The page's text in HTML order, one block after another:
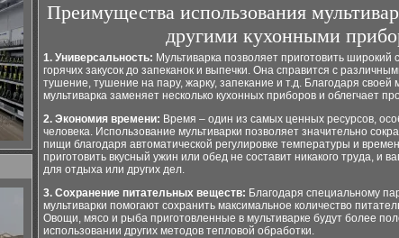
Преимущества использования
другими кухонными
1. Универсальность: Мультиварка позволяет приготовить широкий
горячих закусок до запеканок и выпечки. Она справится с
тушение, тушение на пару, жарку, запекание и т.д. Благодаря своей
мультиварка заменяет несколько кухонных приборов и облегчает
2. Экономия времени: Время – один из самых ценных ресурсов,
человека. Использование мультиварки позволяет значительно
пищи благодаря автоматической регулировке температуры и
приготовить вкусный ужин или обед не составит никакого труда, и
для отдыха или других дел.
3. Сохранение питательных веществ: Благодаря специальному
мультиварки помогают сохранить максимальное количество
Овощи, мясо и рыба приготовленные в мультиварке будут более
использовании других методов тепловой обработки.